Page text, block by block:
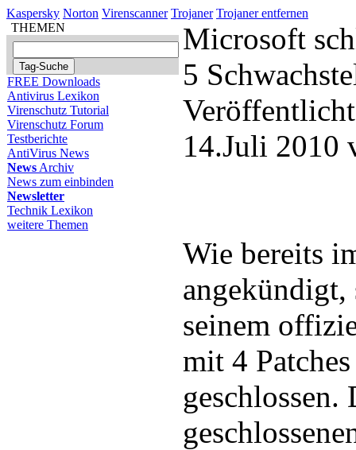
Kaspersky Norton Virenscanner Trojaner Trojaner entfernen
THEMEN
FREE Downloads
Antivirus Lexikon
Virenschutz Tutorial
Virenschutz Forum
Testberichte
AntiVirus News
News Archiv
News zum einbinden
Newsletter
Technik Lexikon
weitere Themen
Microsoft
5
14.Juli 2010
Wie bereits
seinem
mit 4
geschlossen.